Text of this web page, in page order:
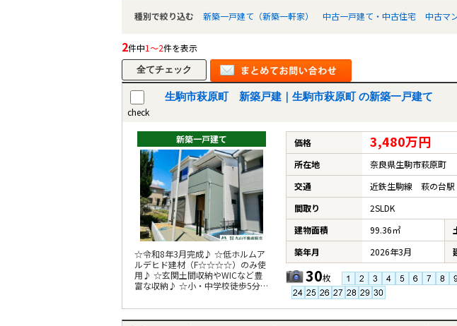
種別で絞り込む 新築一戸建て（新築一軒家） 中古一戸建て・中古住宅 中古マ
2件中1～2件を表示
check
生駒市萩原町 新築戸建｜生駒市萩原町 の新築一戸建て
新築一戸建て
☆令和8年3月完成♪ ☆低ホルムア
ルデヒド建材（F☆☆☆☆）のみ使
用♪ ☆玄関土間収納やWICなど豊
富な収納♪ ☆小・中学校徒歩5分圏
価格 3,480万円
所在地
奈良県生駒市萩原町
交通
近鉄生駒線 萩の台
間取り
2SLDK
建物面積
99.36㎡
築年月
2026年3月
30枚